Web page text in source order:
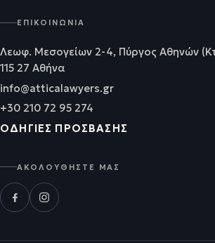
ΕΠΙΚΟΙΝΩΝΊΑ
Λεωφ. Μεσογείων 2-4, Πύργος Αθηνών
115 27 Αθήνα
info@atticalawyers.gr
+30 210 72 95 274
ΟΔΗΓΊΕΣ ΠΡΌΣΒΑΣΗΣ
ΑΚΟΛΟΥΘΉΣΤΕ ΜΑΣ